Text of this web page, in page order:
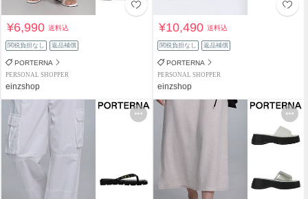
¥6,990送料込
関税負担なし 返品補償
PORTERNA
PERSONAL SHOPPER
einzshop
¥10,490送料込
関税負担なし 返品補償
PORTERNA
PERSONAL SHOPPER
einzshop